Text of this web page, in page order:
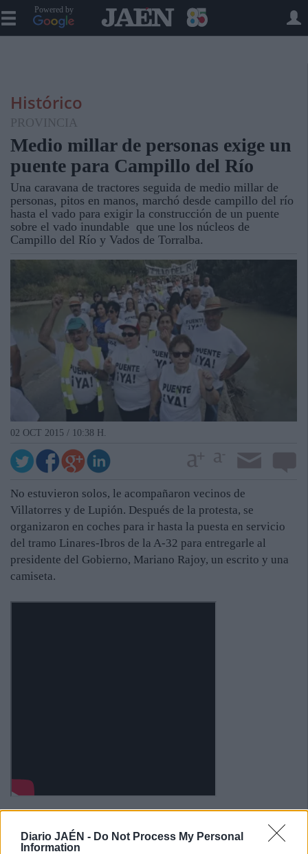
Diario JAÉN - Do Not Process My Personal
Information
Powered by
Histórico
PROVINCIA
Medio millar de personas exige un
puente para Campillo del Río
Una caravana de tractores seguida de medio millar de
personas, pitos en manos, marchó desde campillo del río
hasta el vado para exigir la construcción de un puente
sobre el vado inundable que une los núcleos de
Campillo del Río y Vados de Torralba.
02 OCT 2015 / 10:38 H.
No estuvieron solos, le acompañaron vecinos de
Villatorres y de Lupión. Después de la protesta, se
organizaron en coches para ir hasta la puesta en servicio
del tramo Linares-Ibros de la A-32 para entregarle al
presidente del Gobierno, Mariano Rajoy, un escrito y una
camiseta.